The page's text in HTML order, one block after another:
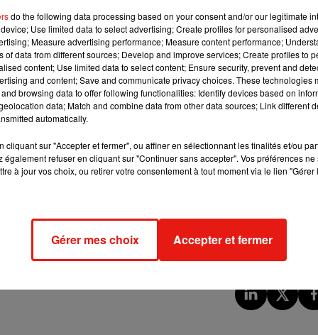
de 40 ans comparaît depuis la veille devant la cour
ou menace d’une arme ayant entraîné une mutilation ou
Alors qu’un barbecue était organisé entre plusieurs familles
Grande-Motte, près deMontpellier, le ton serait monté entre
Hallyday qui était joué lors de la fête. SelonLa Dépêche,
.
des deux hommes,"alerté par les cris",serait alors sorti de sa
pourdéfendre son père.Sans chercher à comprendre l’origine
avec son père,
cheville
ans de réclusion criminelle en décembre 2015.
final est attendu demain, mercredi 4 décembre.
do the following data processing based on your consent and/or our legitimate
Use limited data to select advertising; Create profiles for personalised
Measure advertising performance; Measure content performance;
of data from different sources; Develop and improve services; Create profiles to
content; Use limited data to select content; Ensure security, prevent and
and content; Save and communicate privacy choices. These technologies
browsing data to offer following functionalities: Identify devices based on
data; Match and combine data from other data sources; Link different
automatically.
cliquant sur "Accepter et fermer", ou affiner en sélectionnant les finalités et/ou
également refuser en cliquant sur "Continuer sans accepter". Vos préférences
à jour vos choix, ou retirer votre consentement à tout moment via le lien
Gérer mes choix Accepter et fermer